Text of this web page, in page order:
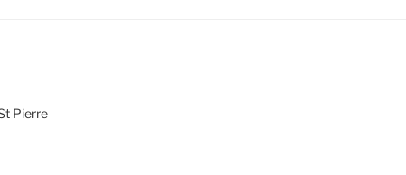
Pierre